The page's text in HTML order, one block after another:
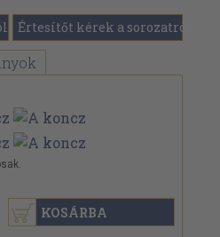
Értesítőt kérek a sorozatról
KOSÁRBA